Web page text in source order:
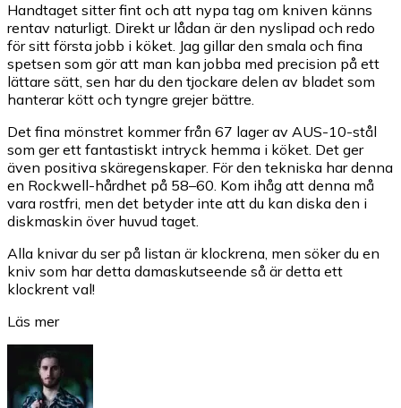
Handtaget sitter fint och att nypa tag om kniven känns
rentav naturligt. Direkt ur lådan är den nyslipad och redo
för sitt första jobb i köket. Jag gillar den smala och fina
spetsen som gör att man kan jobba med precision på ett
lättare sätt, sen har du den tjockare delen av bladet som
hanterar kött och tyngre grejer bättre.
Det fina mönstret kommer från 67 lager av AUS-10-stål
som ger ett fantastiskt intryck hemma i köket. Det ger
även positiva skäregenskaper. För den tekniska har denna
en Rockwell-hårdhet på 58–60. Kom ihåg att denna må
vara rostfri, men det betyder inte att du kan diska den i
diskmaskin över huvud taget.
Alla knivar du ser på listan är klockrena, men söker du en
kniv som har detta damaskutseende så är detta ett
klockrent val!
Läs mer